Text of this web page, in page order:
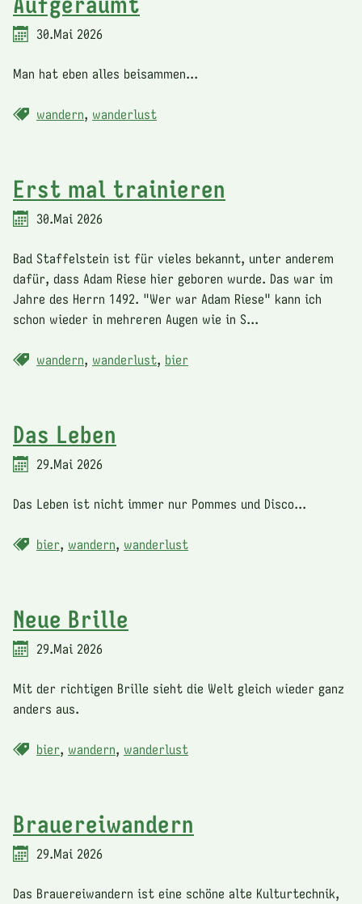
30.Mai 2026
Man hat eben alles beisammen...
wandern, wanderlust
Erst mal trainieren
30.Mai 2026
Bad Staffelstein ist für vieles bekannt, unter anderem
dafür, dass Adam Riese hier geboren wurde. Das war im
Jahre des Herrn 1492. "Wer war Adam Riese" kann ich
schon wieder in mehreren Augen wie in S...
wandern, wanderlust, bier
Das Leben
29.Mai 2026
Das Leben ist nicht immer nur Pommes und Disco...
bier, wandern, wanderlust
Neue Brille
29.Mai 2026
Mit der richtigen Brille sieht die Welt gleich wieder ganz
anders aus.
bier, wandern, wanderlust
Brauereiwandern
29.Mai 2026
Das Brauereiwandern ist eine schöne alte Kulturtechnik,